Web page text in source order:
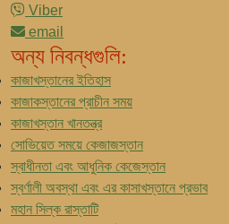
Viber
email
অন্য নিবন্ধগুলি:
কাজাখস্তানের ইতিহাস
কাজাকস্তানের প্রাচীন সময়
কাজাখস্তান খানতন্ত্র
সোভিয়েত সময়ে কেজাজস্তান
স্বাধীনতা এবং আধুনিক কেজেস্তান
স্বর্ণালী অবস্থা এবং এর কাসাখস্তানে প্রভাব
মহান সিল্ক রাস্তাটি